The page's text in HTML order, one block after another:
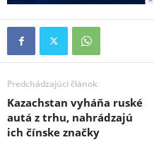
Predchádzajúci článok
Kazachstan vyháňa ruské
autá z trhu, nahrádzajú
ich čínske značky